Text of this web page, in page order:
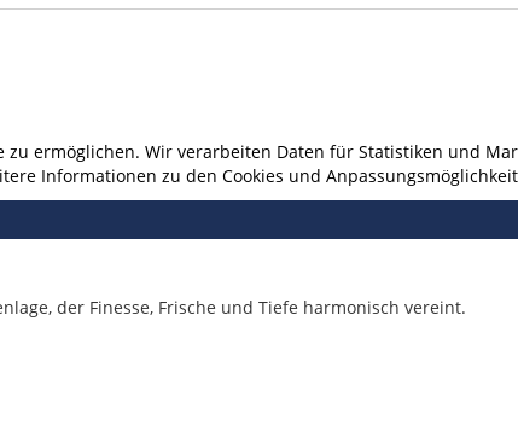
ermöglichen. Wir verarbeiten Daten für Statistiken und
Informationen zu den Cookies und
der Finesse, Frische und Tiefe harmonisch vereint.